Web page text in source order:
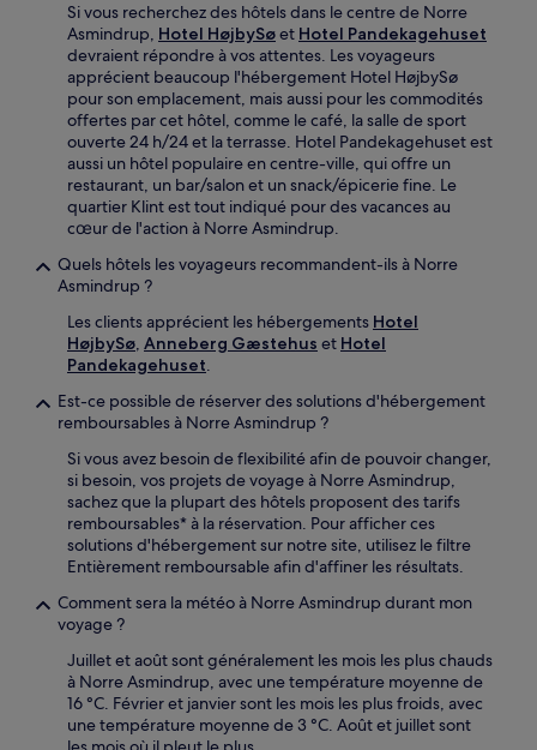
Si vous recherchez des hôtels dans le centre de Norre
Asmindrup, Hotel HøjbySøet Hotel Pandekagehuset
devraient répondre à vos attentes. Les voyageurs
apprécient beaucoup l'hébergement Hotel HøjbySø
pour son emplacement, mais aussi pour les commodités
offertes par cet hôtel, comme le café, la salle de sport
ouverte 24 h/24 et la terrasse. Hotel Pandekagehuset est
aussi un hôtel populaire en centre-ville, qui offre un
restaurant, un bar/salon et un snack/épicerie fine. Le
quartier Klint est tout indiqué pour des vacances au
cœur de l'action à Norre Asmindrup.
Quels hôtels les voyageurs recommandent-ils à Norre
Asmindrup ?
Les clients apprécient les hébergements Hotel
HøjbySø, Anneberg Gæstehus et Hotel
Pandekagehuset.
Est-ce possible de réserver des solutions d'hébergement
remboursables à Norre Asmindrup ?
Si vous avez besoin de flexibilité afin de pouvoir changer,
si besoin, vos projets de voyage à Norre Asmindrup,
sachez que la plupart des hôtels proposent des tarifs
remboursables* à la réservation. Pour afficher ces
solutions d'hébergement sur notre site, utilisez le filtre
Entièrement remboursable afin d'affiner les résultats.
Comment sera la météo à Norre Asmindrup durant mon
voyage ?
Juillet et août sont généralement les mois les plus chauds
à Norre Asmindrup, avec une température moyenne de
16 °C. Février et janvier sont les mois les plus froids, avec
une température moyenne de 3 °C. Août et juillet sont